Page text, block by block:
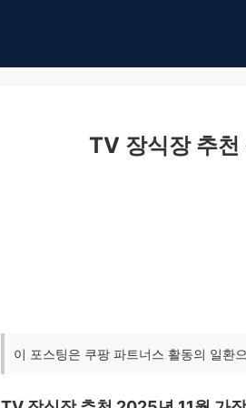
TV 장식장 추
이 포스팅은 쿠팡 파트너스 활동의 일환